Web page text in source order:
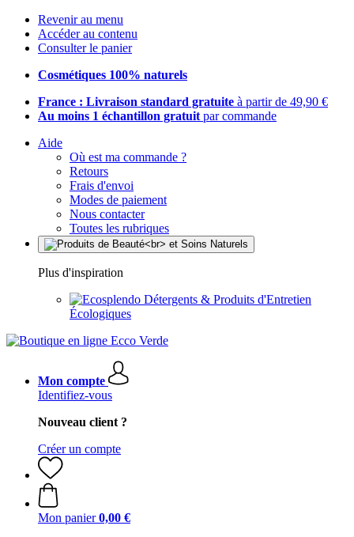
Revenir au menu
Accéder au contenu
Consulter le panier
Cosmétiques 100% naturels
France : Livraison standard gratuite à partir de 49,90 €
Au moins 1 échantillon gratuit par commande
Aide
Où est ma commande ?
Retours
Frais d'envoi
Modes de paiement
Nous contacter
Toutes les rubriques
Plus d'inspiration
Détergents & Produits d'Entretien
Écologiques
Mon compte
Identifiez-vous
Nouveau client ?
Créer un compte
Mon panier 0,00 €